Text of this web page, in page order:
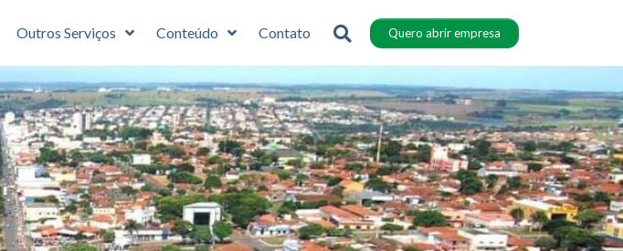
Outros Serviços Conteúdo Contato Quero abrir empresa